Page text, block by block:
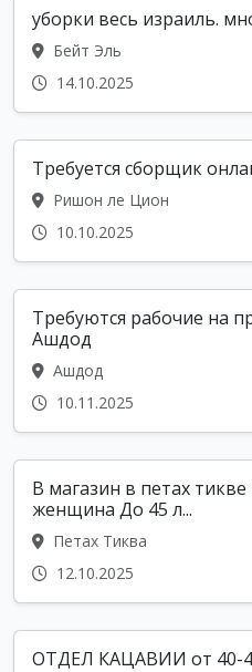
уборки весь израиль.
Бейт Эль
14.10.2025
Требуется сборщик
Ришон ле Цион
10.10.2025
Требуются рабочие на
Ашдод
Ашдод
10.11.2025
В магазин в петах
женщина До 45 л...
Петах Тиква
12.10.2025
ОТДЕЛ КАЦАВИИ от 40-